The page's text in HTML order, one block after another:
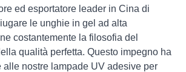
ed esportatore leader in Cina di
le unghie in gel ad alta
costantemente la filosofia del
qualità perfetta. Questo impegno ha
alle nostre lampade UV adesive per